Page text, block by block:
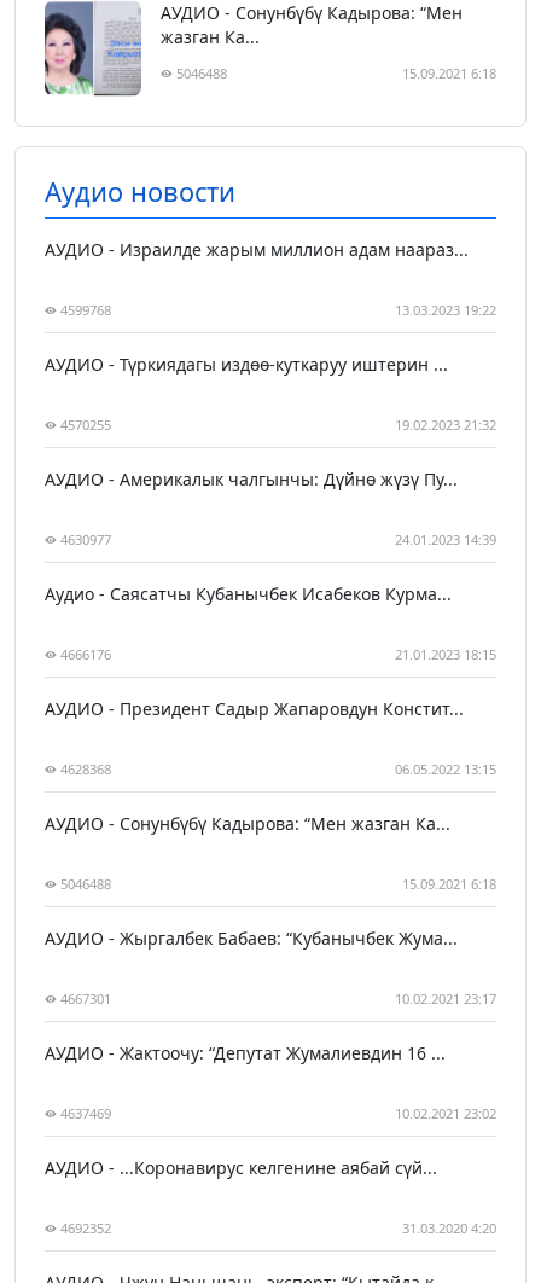
АУДИО - Сонунбүбү Кадырова: “Мен
жазган Ка...
5046488 15.09.2021 6:18
Аудио новости
АУДИО - Израилде жарым миллион адам наараз...
4599768 13.03.2023 19:22
АУДИО - Түркиядагы издөө-куткаруу иштерин ...
4570255 19.02.2023 21:32
АУДИО - Америкалык чалгынчы: Дүйнө жүзү Пу...
4630977 24.01.2023 14:39
Аудио - Саясатчы Кубанычбек Исабеков Курма...
4666176 21.01.2023 18:15
АУДИО - Президент Садыр Жапаровдун Констит...
4628368 06.05.2022 13:15
АУДИО - Сонунбүбү Кадырова: “Мен жазган Ка...
5046488 15.09.2021 6:18
АУДИО - Жыргалбек Бабаев: “Кубанычбек Жума...
4667301 10.02.2021 23:17
АУДИО - Жактоочу: “Депутат Жумалиевдин 16 ...
4637469 10.02.2021 23:02
АУДИО - ...Коронавирус келгенине аябай сүй...
4692352 31.03.2020 4:20